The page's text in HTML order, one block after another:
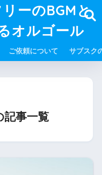
ーのBGMと
オルゴール
ご依頼について サブスク
記事一覧